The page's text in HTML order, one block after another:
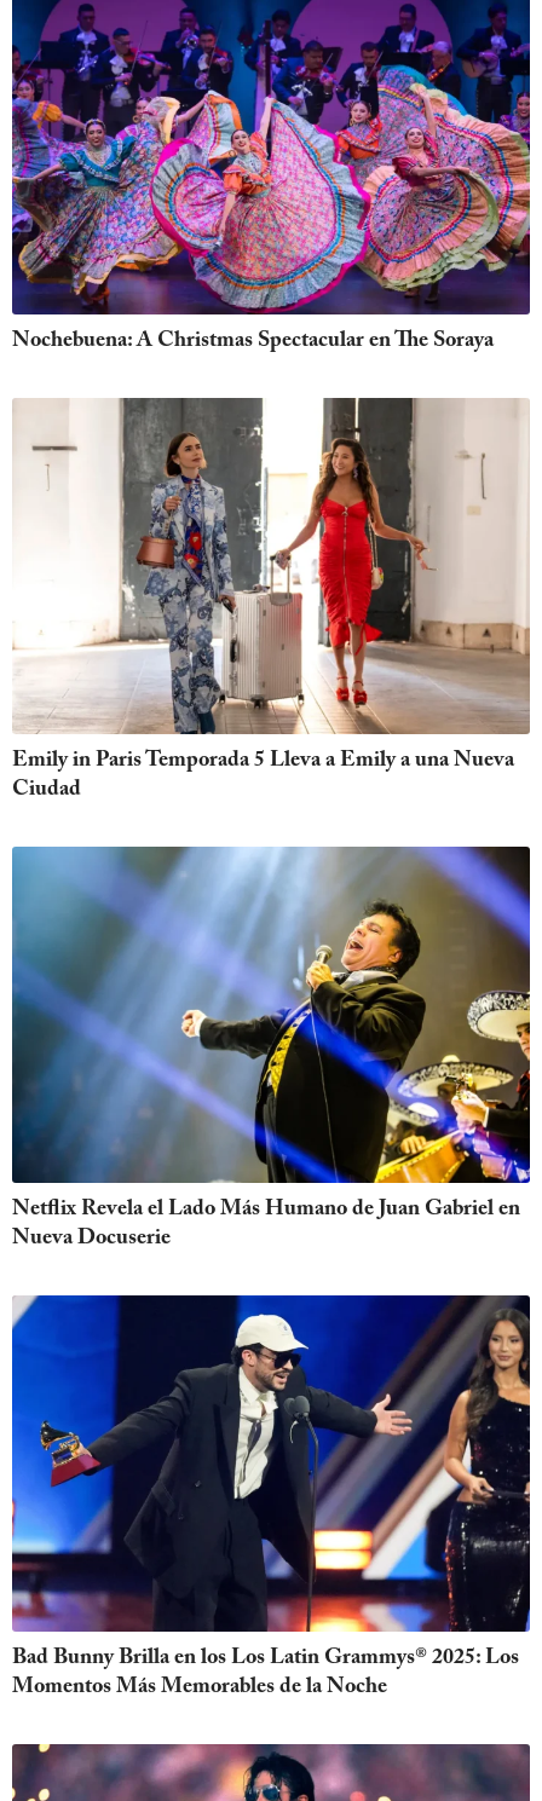
Nochebuena: A Christmas Spectacular en The Soraya
Emily in Paris Temporada 5 Lleva a Emily a una Nueva
Ciudad
Netflix Revela el Lado Más Humano de Juan Gabriel en
Nueva Docuserie
Bad Bunny Brilla en los Los Latin Grammys® 2025: Los
Momentos Más Memorables de la Noche